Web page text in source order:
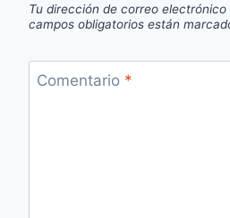
Tu dirección de correo electrónico
campos obligatorios están
Comentario *